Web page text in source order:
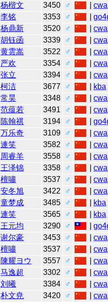
杨楷文 3450 ♂ |cwa
李铭 3353 ♂ |
杨鼎新 3520 ♂ |cwa
胡钰函 3339 ♂ |cwa
黄雲嵩 3522 ♂ |cwa
严欢 3354 ♂ |cwa
张立 3394 ♂ |cwa
柯洁 3677 ♂ kba
常昊 3348 ♂ |cwa
范蕴若 3491 ♂ |cwa
陈翰祺 3194 ♂ |
万乐奇 3109 ♂ |cwa
連笑 3582 ♂ |cwa
周睿羊 3558 ♂ |cwa
王泽锦 3358 ♂ |cwa
檀嘯 3537 ♂ |cwa
安冬旭 3422 ♂ |cwa
童梦成 3485 ♂ kba
連笑 3565 ♂ kba
王元均 3290 ♂ |
谢尔豪 3453 ♂ |cwa
檀嘯 3537 ♂ |cwa
陳耀ヨウ 3557 ♂ |cwa
马逸超 3302 ♂ |cwa
刘曦 3384 ♂ |cwa
朴文尭 3420 ♂ |cwa